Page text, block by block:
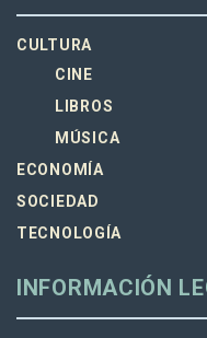
CULTURA
CINE
LIBROS
MÚSICA
ECONOMÍA
SOCIEDAD
TECNOLOGÍA
INFORMACIÓN